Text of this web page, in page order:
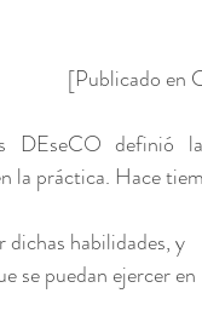
[Publicado en
DEseCO definió
la práctica. Hace
dichas habilidades, y
se puedan ejercer